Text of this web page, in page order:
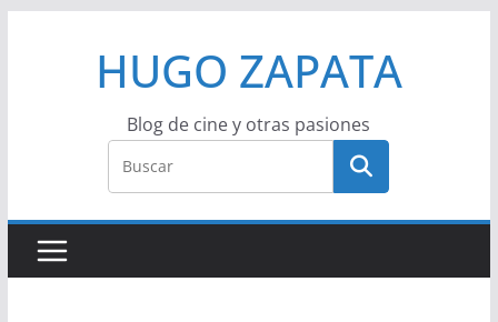
HUGO ZAPATA
Blog de cine y otras pasiones